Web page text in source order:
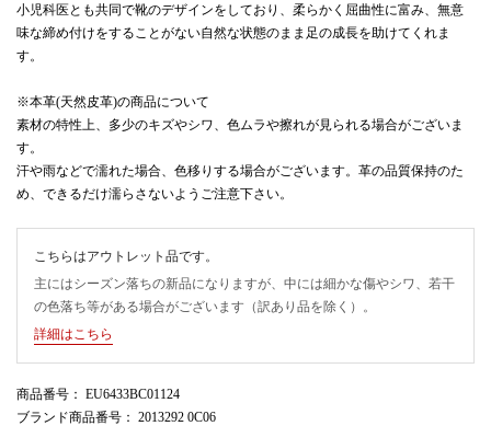
小児科医とも共同で靴のデザインをしており、柔らかく屈曲性に富み、無意
味な締め付けをすることがない自然な状態のまま足の成長を助けてくれま
す。
※本革(天然皮革)の商品について
素材の特性上、多少のキズやシワ、色ムラや擦れが見られる場合がございま
す。
汗や雨などで濡れた場合、色移りする場合がございます。革の品質保持のた
め、できるだけ濡らさないようご注意下さい。
こちらはアウトレット品です。
主にはシーズン落ちの新品になりますが、中には細かな傷やシワ、若干
の色落ち等がある場合がございます（訳あり品を除く）。
詳細はこちら
商品番号 ： EU6433BC01124
ブランド商品番号 ： 2013292 0C06